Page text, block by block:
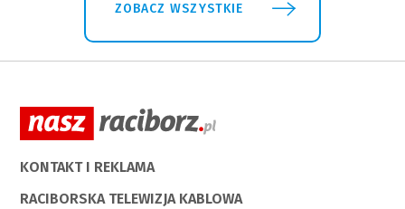
ZOBACZ WSZYSTKIE
KONTAKT I REKLAMA
RACIBORSKA TELEWIZJA KABLOWA